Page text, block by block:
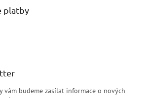
platby
vám budeme zasílat informace o nových